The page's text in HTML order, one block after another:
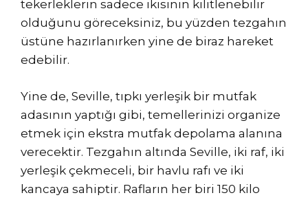
tekerleklerin sadece ikisinin kilitlenebilir
olduğunu göreceksiniz, bu yüzden tezgahın
üstüne hazırlanırken yine de biraz hareket
edebilir.
Yine de, Seville, tıpkı yerleşik bir mutfak
adasının yaptığı gibi, temellerinizi organize
etmek için ekstra mutfak depolama alanına
verecektir. Tezgahın altında Seville, iki raf, iki
yerleşik çekmeceli, bir havlu rafı ve iki
kancaya sahiptir. Rafların her biri 150 kilo